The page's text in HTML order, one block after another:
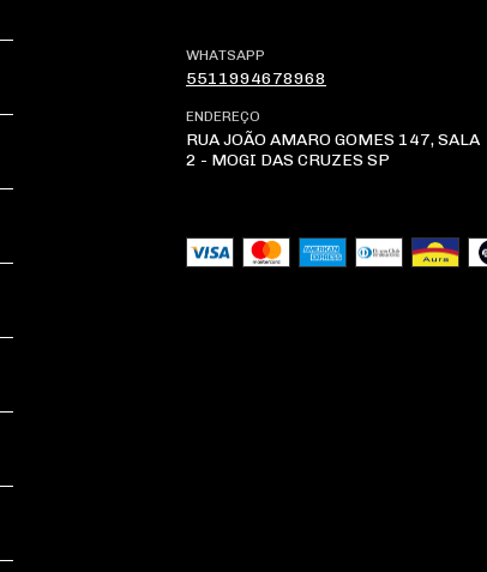
WHATSAPP
5511994678968
ENDEREÇO
RUA JOÃO AMARO GOMES 147, SALA
2 - MOGI DAS CRUZES SP